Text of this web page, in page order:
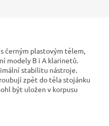
černým plastovým tělem,
modely B i A klarinetů.
stabilitu nástroje.
zpět do těla stojánku
být uložen v korpusu